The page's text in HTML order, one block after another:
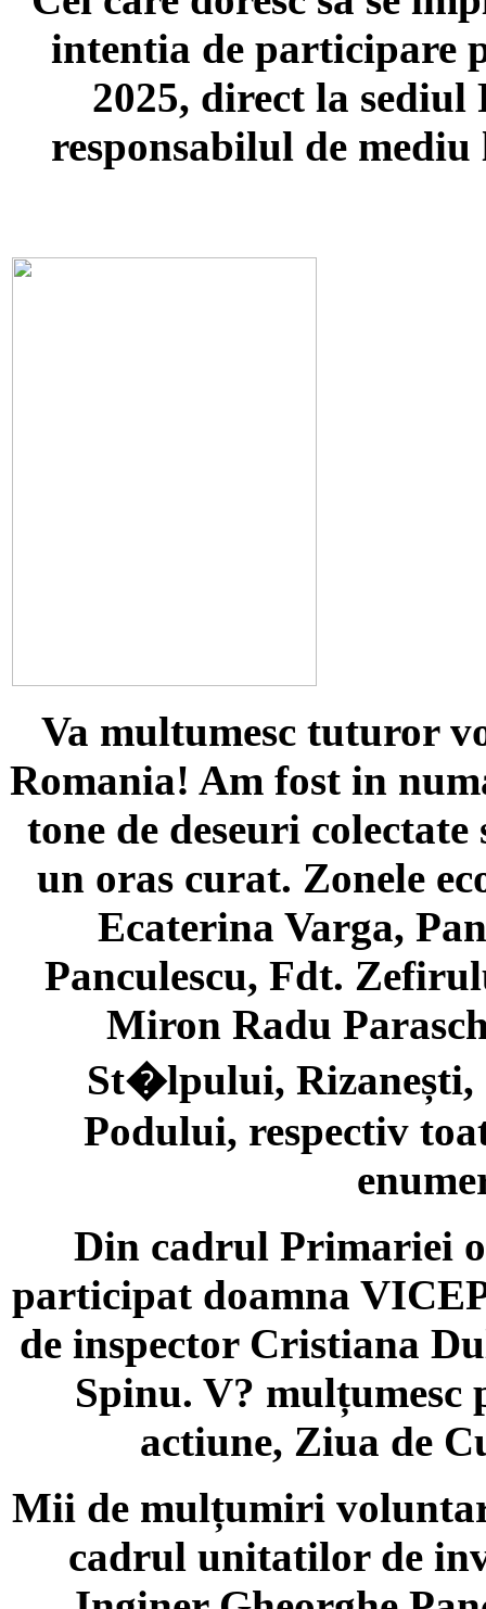
intentia de participare
2025, direct la sediul
responsabilul de mediu
Va multumesc tuturor
Romania! Am fost in
tone de deseuri
un oras curat. Zonele
Ecaterina Varga,
Panculescu, Fdt.
Miron Radu
St�lpului,
Podului, respectiv
Din cadrul Primariei
participat doamna
de inspector Cristiana
Spinu. V? mulțumesc
actiune, Ziua de
Mii de mulțumiri
cadrul unitatilor de